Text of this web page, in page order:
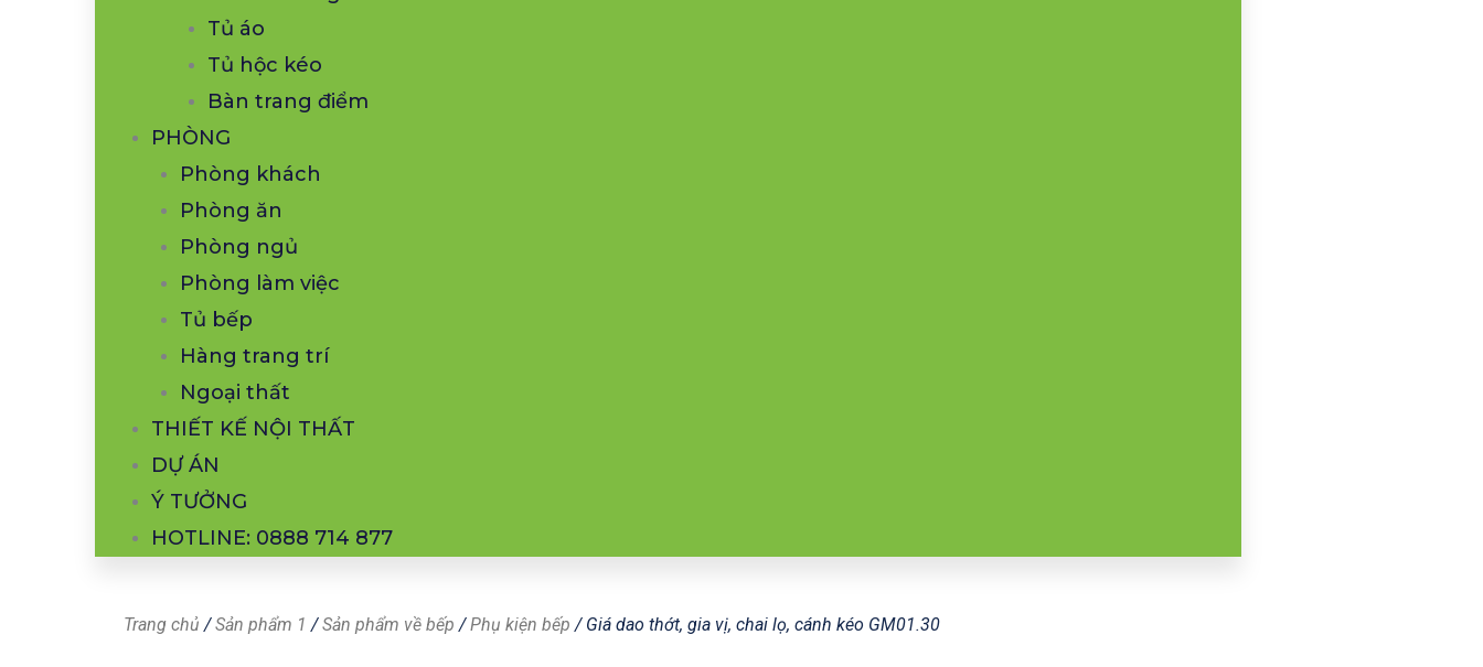
Tủ áo
Tủ hộc kéo
Bàn trang điểm
PHÒNG
Phòng khách
Phòng ăn
Phòng ngủ
Phòng làm việc
Tủ bếp
Hàng trang trí
Ngoại thất
THIẾT KẾ NỘI THẤT
DỰ ÁN
Ý TƯỞNG
HOTLINE: 0888 714 877
Trang chủ /Sản phẩm 1 /Sản phẩm về bếp /Phụ kiện bếp / Giá dao thớt, gia vị, chai lọ, cánh kéo GM01.30